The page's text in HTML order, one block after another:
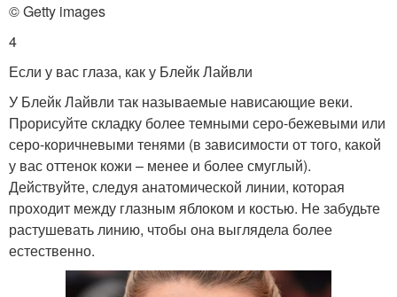
© Getty images
4
Если у вас глаза, как у Блейк Лайвли
У Блейк Лайвли так называемые нависающие веки.
Прорисуйте складку более темными серо-бежевыми или
серо-коричневыми тенями (в зависимости от того, какой
у вас оттенок кожи – менее и более смуглый).
Действуйте, следуя анатомической линии, которая
проходит между глазным яблоком и костью. Не забудьте
растушевать линию, чтобы она выглядела более
естественно.